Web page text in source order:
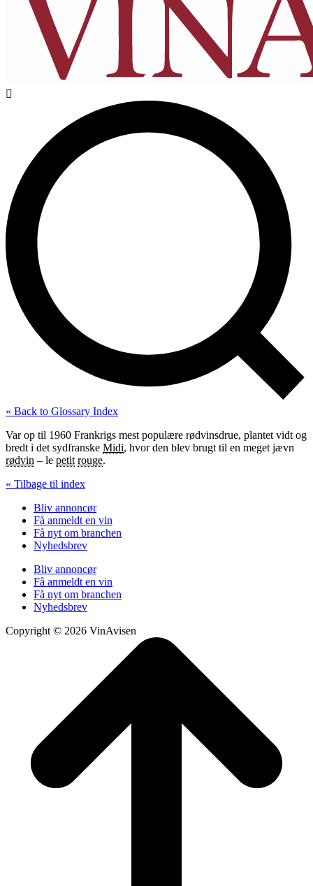
« Back to Glossary Index
Var op til 1960 Frankrigs mest populære rødvinsdrue, plantet vidt og
bredt i det sydfranske Midi, hvor den blev brugt til en meget jævn
rødvin – le petit rouge.
« Tilbage til index
Bliv annoncør
Få anmeldt en vin
Få nyt om branchen
Nyhedsbrev
Bliv annoncør
Få anmeldt en vin
Få nyt om branchen
Nyhedsbrev
Copyright © 2026 VinAvisen